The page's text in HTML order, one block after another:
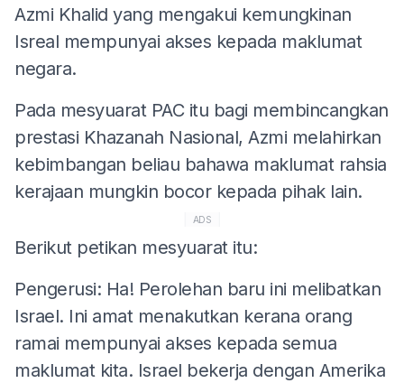
Azmi Khalid yang mengakui kemungkinan
Isreal mempunyai akses kepada maklumat
negara.
Pada mesyuarat PAC itu bagi membincangkan
prestasi Khazanah Nasional, Azmi melahirkan
kebimbangan beliau bahawa maklumat rahsia
kerajaan mungkin bocor kepada pihak lain.
ADS
Berikut petikan mesyuarat itu:
Pengerusi: Ha! Perolehan baru ini melibatkan
Israel. Ini amat menakutkan kerana orang
ramai mempunyai akses kepada semua
maklumat kita. Israel bekerja dengan Amerika